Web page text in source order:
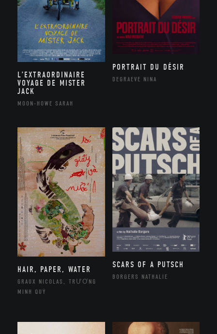
L’EXTRAORDINAIRE
VOYAGE DE MISTER
JACK
MOON-HOWE SARAH
PORTRAIT DU DÉSIR
DEGRAEVE NINA
HAIR, PAPER, WATER
GRAUX NICOLAS, TRƯƠNG
MINH QUÝ
SCARS OF A PUTSCH
BORGERS NATHALIE